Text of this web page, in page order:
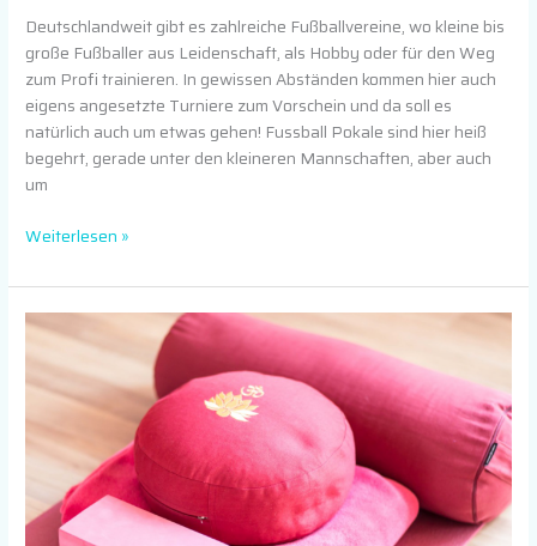
Deutschlandweit gibt es zahlreiche Fußballvereine, wo kleine bis
große Fußballer aus Leidenschaft, als Hobby oder für den Weg
zum Profi trainieren. In gewissen Abständen kommen hier auch
eigens angesetzte Turniere zum Vorschein und da soll es
natürlich auch um etwas gehen! Fussball Pokale sind hier heiß
begehrt, gerade unter den kleineren Mannschaften, aber auch
um
Weiterlesen »
Der
Yoga
Pilates
Helfer